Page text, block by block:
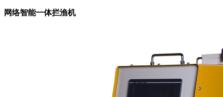
网络智能一体拦渔机